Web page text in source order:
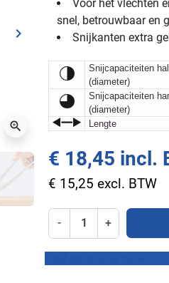
Volgende
keyboard_arrow_right
zoom_in
Voor het vlechten
snel, betrouwbaar en
Snijkanten extra
Snijcapaciteiten
(diameter)
Snijcapaciteiten
(diameter)
Lengte
€ 18,45 incl.
€ 15,25 excl. BTW
- +